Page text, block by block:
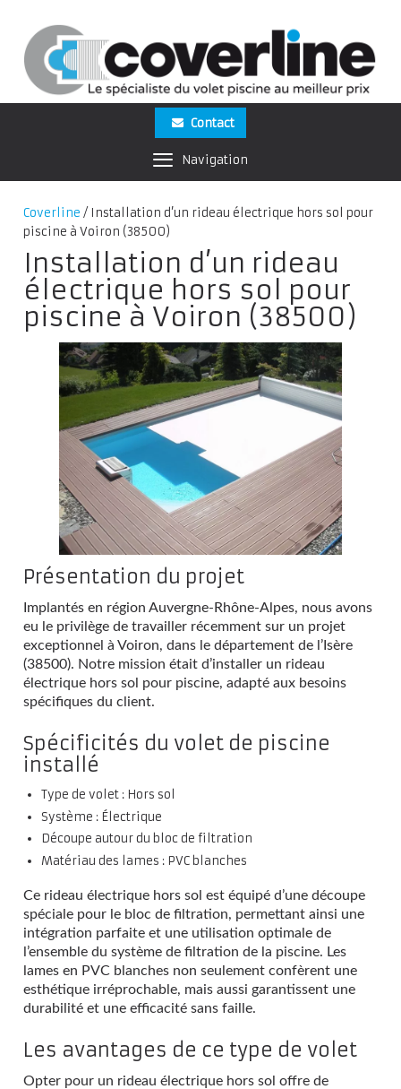
Navigation
Contact
Coverline / Installation d’un rideau électrique hors sol pour
piscine à Voiron (38500)
Installation d’un rideau
électrique hors sol pour
piscine à Voiron (38500)
Présentation du projet
Implantés en région Auvergne-Rhône-Alpes, nous avons
eu le privilège de travailler récemment sur un projet
exceptionnel à Voiron, dans le département de l’Isère
(38500). Notre mission était d’installer un rideau
électrique hors sol pour piscine, adapté aux besoins
spécifiques du client.
Spécificités du volet de piscine
installé
Type de volet : Hors sol
Système : Électrique
Découpe autour du bloc de filtration
Matériau des lames : PVC blanches
Ce rideau électrique hors sol est équipé d’une découpe
spéciale pour le bloc de filtration, permettant ainsi une
intégration parfaite et une utilisation optimale de
l’ensemble du système de filtration de la piscine. Les
lames en PVC blanches non seulement confèrent une
esthétique irréprochable, mais aussi garantissent une
durabilité et une efficacité sans faille.
Les avantages de ce type de volet
Opter pour un rideau électrique hors sol offre de